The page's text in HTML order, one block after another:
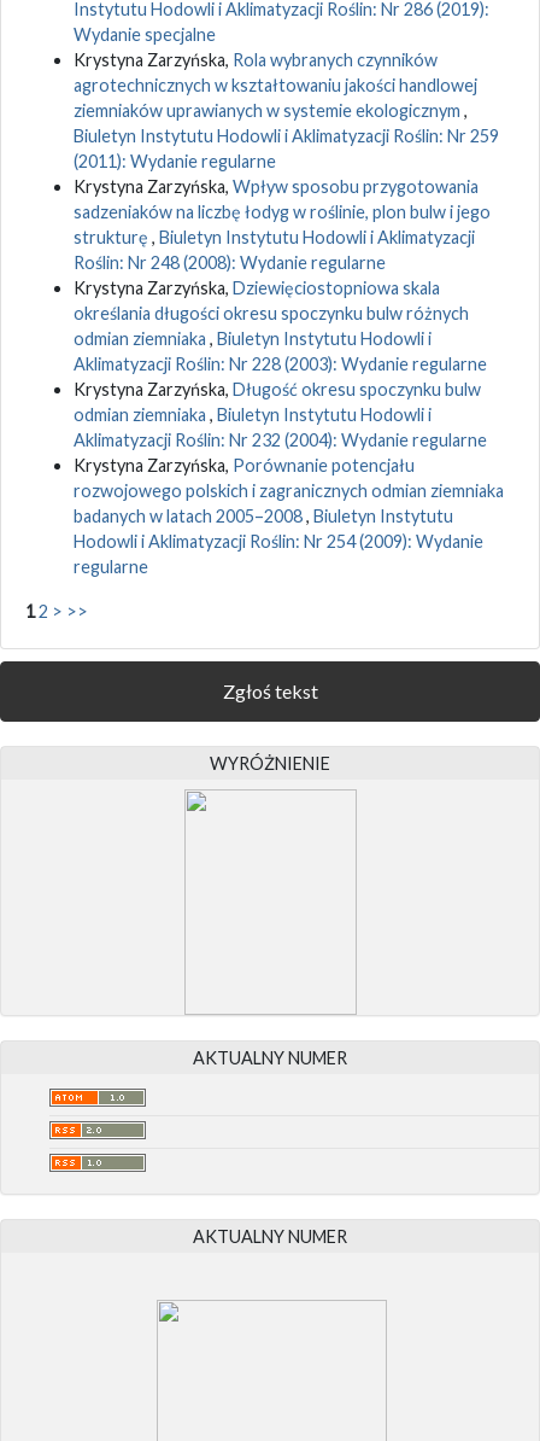
Instytutu Hodowli i Aklimatyzacji Roślin: Nr 286 (2019):
Wydanie specjalne
Krystyna Zarzyńska, Rola wybranych czynników
agrotechnicznych w kształtowaniu jakości handlowej
ziemniaków uprawianych w systemie ekologicznym ,
Biuletyn Instytutu Hodowli i Aklimatyzacji Roślin: Nr 259
(2011): Wydanie regularne
Krystyna Zarzyńska, Wpływ sposobu przygotowania
sadzeniaków na liczbę łodyg w roślinie, plon bulw i jego
strukturę , Biuletyn Instytutu Hodowli i Aklimatyzacji
Roślin: Nr 248 (2008): Wydanie regularne
Krystyna Zarzyńska, Dziewięciostopniowa skala
określania długości okresu spoczynku bulw różnych
odmian ziemniaka , Biuletyn Instytutu Hodowli i
Aklimatyzacji Roślin: Nr 228 (2003): Wydanie regularne
Krystyna Zarzyńska, Długość okresu spoczynku bulw
odmian ziemniaka , Biuletyn Instytutu Hodowli i
Aklimatyzacji Roślin: Nr 232 (2004): Wydanie regularne
Krystyna Zarzyńska, Porównanie potencjału
rozwojowego polskich i zagranicznych odmian ziemniaka
badanych w latach 2005–2008, Biuletyn Instytutu
Hodowli i Aklimatyzacji Roślin: Nr 254 (2009): Wydanie
regularne
12 > >>
Zgłoś tekst
WYRÓŻNIENIE
AKTUALNY NUMER
AKTUALNY NUMER